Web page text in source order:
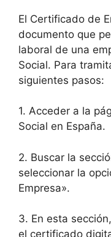
El Certificado de
documento que
laboral de una
Social. Para
siguientes pasos:
1. Acceder a la
Social en España.
2. Buscar la
seleccionar la
Empresa».
3. En esta
el certificado